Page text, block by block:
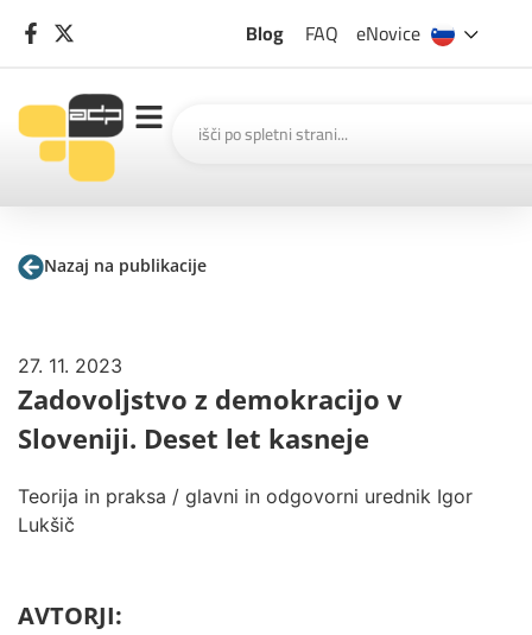
Blog FAQ eNovice
Nazaj na publikacije
27. 11. 2023
Zadovoljstvo z demokracijo v
Sloveniji. Deset let kasneje
Teorija in praksa / glavni in odgovorni urednik Igor
Lukšič
AVTORJI: